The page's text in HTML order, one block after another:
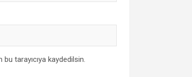
tarayıcıya kaydedilsin.